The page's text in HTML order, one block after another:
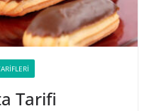
Tarifi